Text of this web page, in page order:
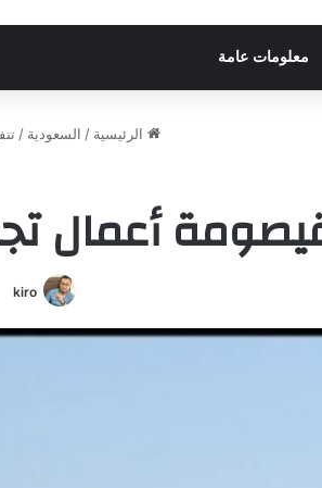
معلومات عامة
الرئيسية / السعودية /
أعمال
kiro